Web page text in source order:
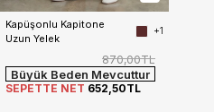
Kapüşonlu Kapitone
Uzun Yelek
+1
870,00TL
Büyük Beden Mevcuttur
SEPETTE NET 652,50TL